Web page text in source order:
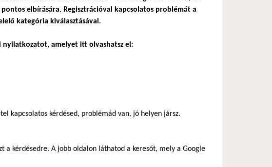
elbírására. Regisztrációval kapcsolatos problémát a
kategória kiválasztásával.
nyilatkozatot, amelyet itt olvashatsz el:
kapcsolatos kérdésed, problémád van, jó helyen jársz.
kérdésedre. A jobb oldalon láthatod a keresőt, mely a Google